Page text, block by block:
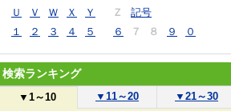
Ｕ
Ｖ Ｗ Ｘ Ｙ Ｚ
記号
１
２ ３ ４ ５ ６ ７ ８ ９ ０
検索ランキング
▼ 1～10 ▼ 11～20 ▼ 21～30